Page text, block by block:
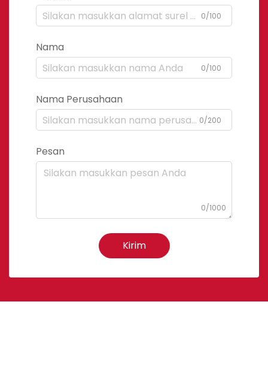
0/100
Nama
0/100
Nama Perusahaan
0/200
Pesan
0/1000
Kirim